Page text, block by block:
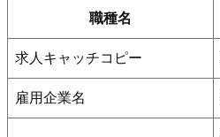
職種名
求人キャッチコピー
雇用企業名